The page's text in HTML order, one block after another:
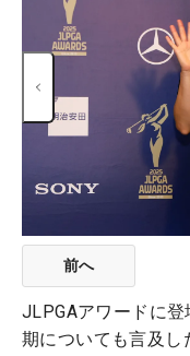
前へ
JLPGAアワードに
期についても言及し